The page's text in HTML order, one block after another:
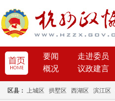
要闻 走进委员
概况
议政建言
区县： 上城区 拱墅区 西湖区 滨江区